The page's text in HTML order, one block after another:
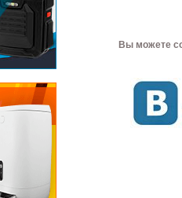
Вы можете